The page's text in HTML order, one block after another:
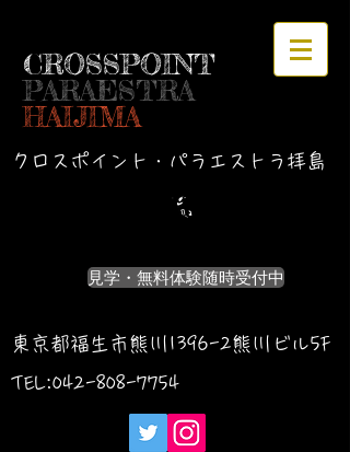
CROSSPOINT
PARAESTRA
HAIJIMA
クロスポイント・パラエストラ拝島
見学・無料体験随時受付中
東京都福生市熊川1396-2熊川ビル5F
TEL:042-808-7754